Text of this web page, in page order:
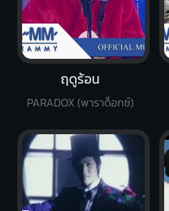
ฤดูร้อน
PARADOX (พาราด็อกซ์)